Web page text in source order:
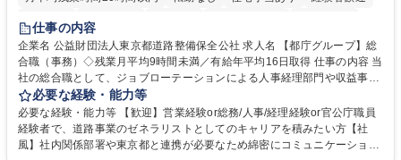
研修あり
退職金あり
駅近5分以内
資格取得手当あり 食事補助あり
仕事の内容
企業名 公益財団法人東京都道路整備保全公社 求人名 【都庁グループ】総
合職（事務）◇残業月平均9時間未満／有給年平均16日取得 仕事の内容 当
社の総合職として、ジョブローテーションによる人事経理部門や収益事業
等のフロント部門の部署等幅広い部署での業務をお任せいたします。研修
制度やキャリア支援が充実しております！ ※下記業務詳細 【業務詳細】■
管理部門：広報、人事、経理など当公社の運営に係る管理業務 ■収益部
門：駐車場の新規開拓、管理運営、新宿駅西口広場の「イベントコーナ
必要な経験・能力等
必要な経験・能力等 【歓迎】営業経験or総務/人事/経理経験or官公庁職員
経験者で、道路事業のゼネラリストとしてのキャリアを積みたい方【社
風】社内関係部署や東京都と連携が必要なため綿密にコミュニケーション